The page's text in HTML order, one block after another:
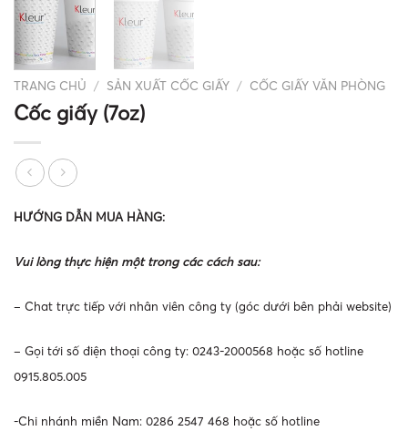
TRANG CHỦ / SẢN XUẤT CỐC GIẤY / CỐC GIẤY VĂN PHÒNG
Cốc giấy (7oz)
HƯỚNG DẪN MUA HÀNG:
Vui lòng thực hiện một trong các cách sau:
– Chat trực tiếp với nhân viên công ty (góc dưới bên phải website)
– Gọi tới số điện thoại công ty: 0243-2000568 hoặc số hotline
0915.805.005
-Chi nhánh miền Nam: 0286 2547 468 hoặc số hotline